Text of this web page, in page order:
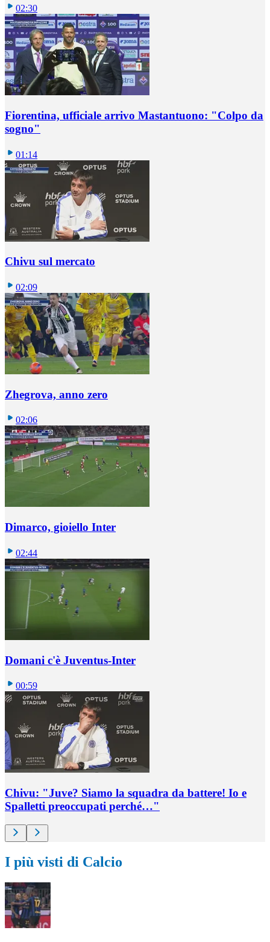
02:30
Fiorentina, ufficiale arrivo Mastantuono: "Colpo da
sogno"
01:14
Chivu sul mercato
02:09
Zhegrova, anno zero
02:06
Dimarco, gioiello Inter
02:44
Domani c'è Juventus-Inter
00:59
Chivu: "Juve? Siamo la squadra da battere! Io e
Spalletti preoccupati perché…"
I più visti di Calcio